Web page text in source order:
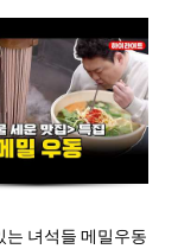
는 녀석들 메밀우동
04:20:58
10:58:34
10:59:00
11:04:21